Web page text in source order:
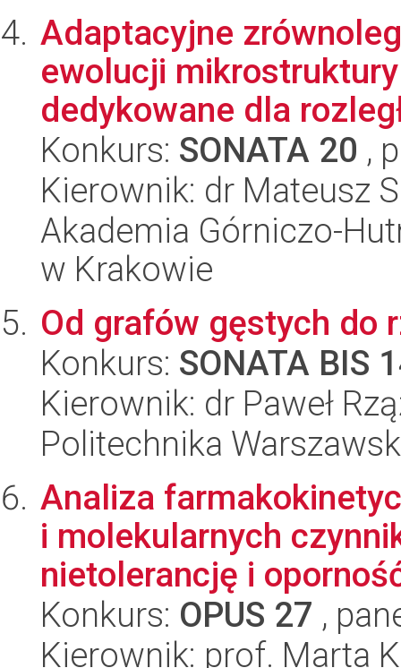
Adaptacyjne
ewolucji
dedykowane dla
Konkurs: SONATA 20 ,
Kierownik: dr Mateusz
Akademia Górniczo-
w Krakowie
Od grafów gęstych do
Konkurs: SONATA BIS
Kierownik: dr Paweł
Politechnika
Analiza
i molekularnych
nietolerancję i
Konkurs: OPUS 27 ,
Kierownik: prof. Marta